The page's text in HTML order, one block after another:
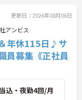
ま一人
場で
更新日：2026年08月06日
アンビス
年休115日♪サ
員募集《正社員
込・夜勤4回/月